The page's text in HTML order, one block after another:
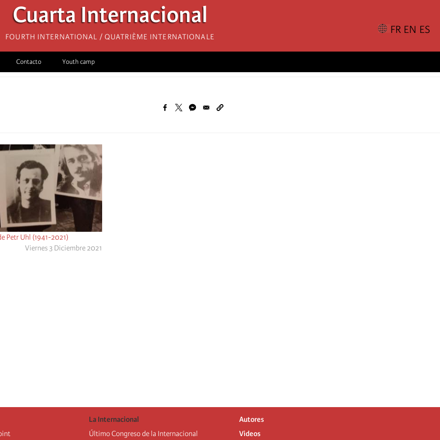
Cuarta Internacional
Fourth International / Quatrième internationale
Contacto Youth camp
Petr Uhl (1941-2021)
Viernes 3 Diciembre 2021
La Internacional
Último Congreso de la Internacional
Autores
Videos